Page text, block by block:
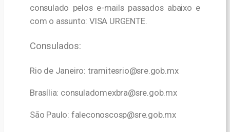
consulado pelos e-mails passados abaixo e
com o assunto: VISA URGENTE.
Consulados:
Rio de Janeiro: tramitesrio@sre.gob.mx
Brasília: consuladomexbra@sre.gob.mx
São Paulo: faleconoscosp@sre.gob.mx